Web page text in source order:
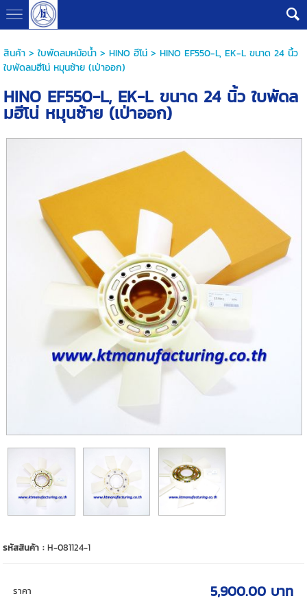
G-B0V8PHQSMZ
สินค้า> ใบพัดลมหม้อน้ำ> HINO ฮีโน่> HINO EF550-L, EK-L ขนาด 24 นิ้ว
ใบพัดลมฮีโน่ หมุนซ้าย (เป่าออก)
HINO EF550-L, EK-L ขนาด 24 นิ้ว ใบพัดล
มฮีโน่ หมุนซ้าย (เป่าออก)
รหัสสินค้า :H-081124-1
ราคา 5,900.00 บาท